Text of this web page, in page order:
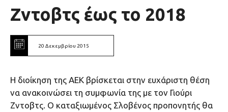
Ζντοβτς έως το 2018
20 Δεκεμβρίου 2015
H διοίκηση της ΑΕΚ βρίσκεται στην ευχάριστη θέση
να ανακοινώσει τη συμφωνία της με τον Γιούρι
Ζντοβτς. Ο καταξιωμένος Σλοβένος προπονητής θα